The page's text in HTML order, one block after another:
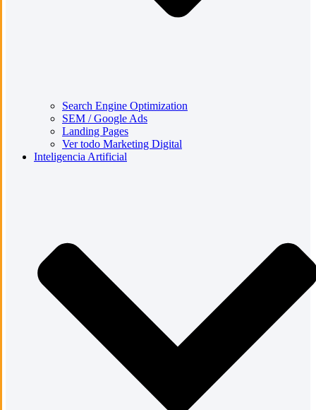
Search Engine Optimization
SEM / Google Ads
Landing Pages
Ver todo Marketing Digital
Inteligencia Artificial